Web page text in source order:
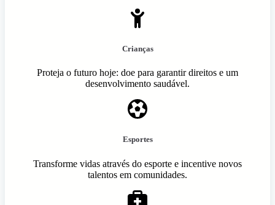
Crianças
Proteja o futuro hoje: doe para garantir direitos e um
desenvolvimento saudável.
Esportes
Transforme vidas através do esporte e incentive novos
talentos em comunidades.